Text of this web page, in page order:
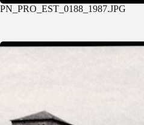
PN_PRO_EST_0188_1987.JPG